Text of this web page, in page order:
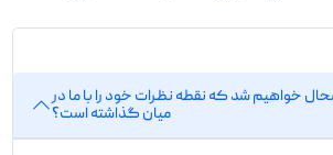
خواهیم شد که نقطه نظرات خود را با ما در
میان گذاشته است؟